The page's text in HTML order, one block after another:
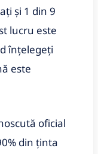
și 1 din 9
lucru este
înțelegeți
este
oficial
din ținta